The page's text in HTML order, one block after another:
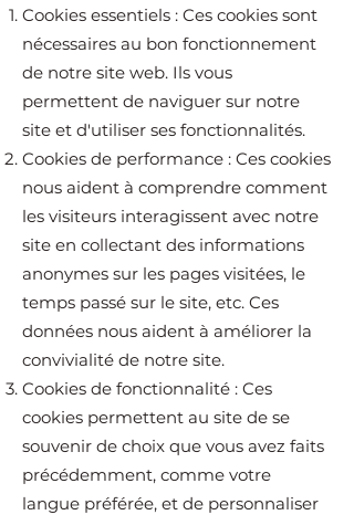
Cookies essentiels : Ces cookies sont
nécessaires au bon fonctionnement
de notre site web. Ils vous
permettent de naviguer sur notre
site et d'utiliser ses fonctionnalités.
Cookies de performance : Ces cookies
nous aident à comprendre comment
les visiteurs interagissent avec notre
site en collectant des informations
anonymes sur les pages visitées, le
temps passé sur le site, etc. Ces
données nous aident à améliorer la
convivialité de notre site.
Cookies de fonctionnalité : Ces
cookies permettent au site de se
souvenir de choix que vous avez faits
précédemment, comme votre
langue préférée, et de personnaliser